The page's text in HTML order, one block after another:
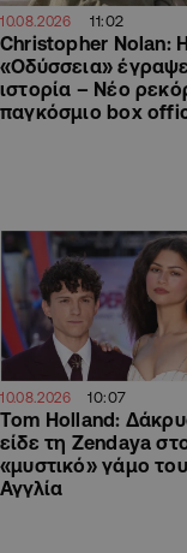
10.08.2026 11:02
Christopher Nolan: Η
«Οδύσσεια» έγραψε
ιστορία – Νέο
παγκόσμιο box
10.08.2026 10:07
Tom Holland:
είδε τη Zendaya
«μυστικό» γάμο
Αγγλία